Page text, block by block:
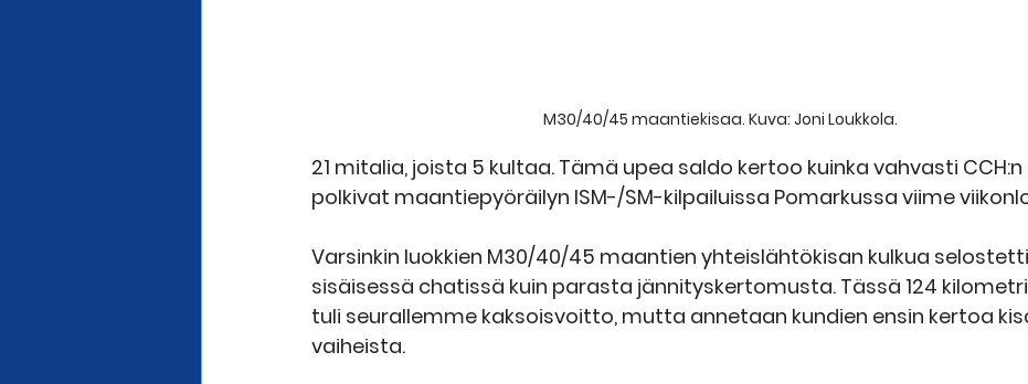
M30/40/45 maantiekisaa. Kuva: Joni Loukkola.
21 mitalia, joista 5 kultaa. Tämä upea saldo kertoo kuinka vahvasti
polkivat maantiepyöräilyn ISM-/SM-kilpailuissa Pomarkussa viime
Varsinkin luokkien M30/40/45 maantien yhteislähtökisan kulkua
sisäisessä chatissä kuin parasta jännityskertomusta. Tässä 124
tuli seurallemme kaksoisvoitto, mutta annetaan kundien ensin kertoa
vaiheista.